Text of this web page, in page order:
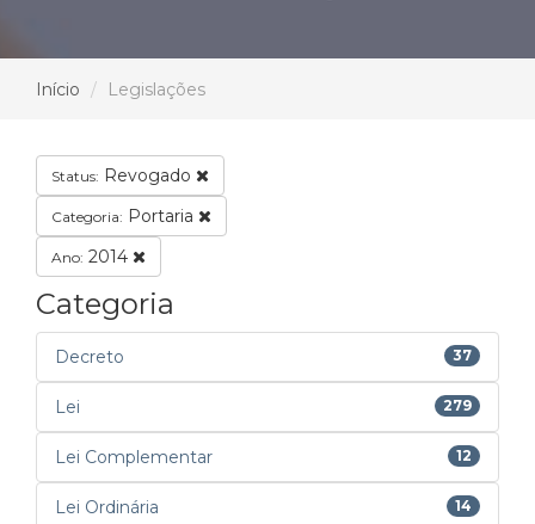
Início Legislações
Status: Revogado
Categoria: Portaria
Ano: 2014
Categoria
Decreto 37
Lei 279
Lei Complementar 12
Lei Ordinária 14